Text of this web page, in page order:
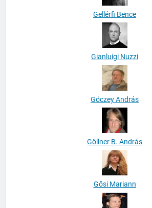
Gellérfi Bence
Gianluigi Nuzzi
Göczey András
Göllner B. András
Gősi Mariann